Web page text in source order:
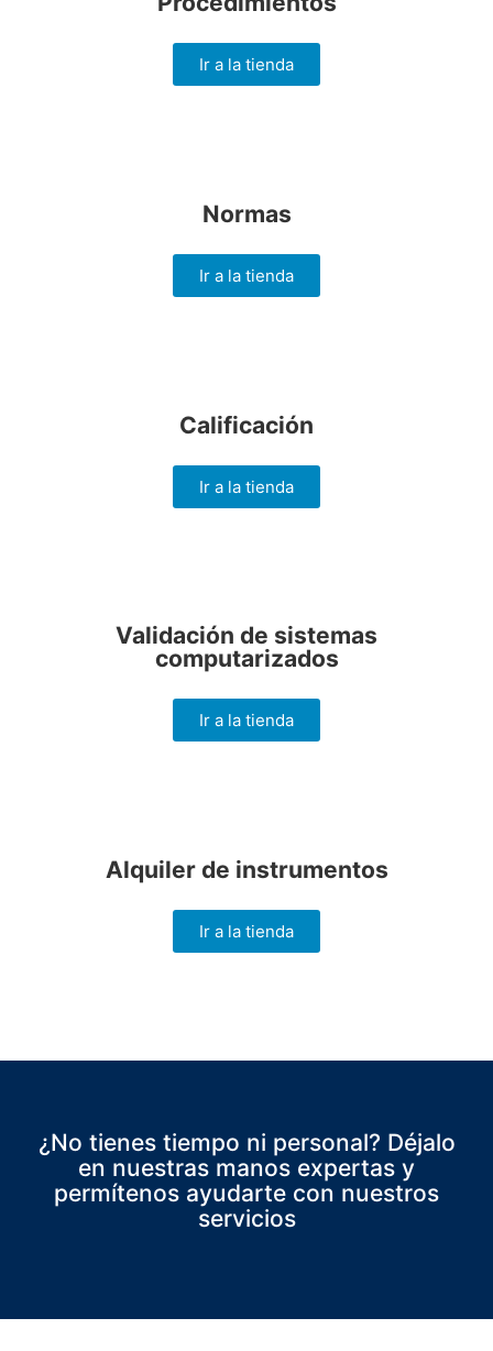
Ir a la tienda
Normas
Ir a la tienda
Calificación
Ir a la tienda
Validación de sistemas
computarizados
Ir a la tienda
Alquiler de instrumentos
Ir a la tienda
¿No tienes tiempo ni personal? Déjalo
en nuestras manos expertas y
permítenos ayudarte con nuestros
servicios